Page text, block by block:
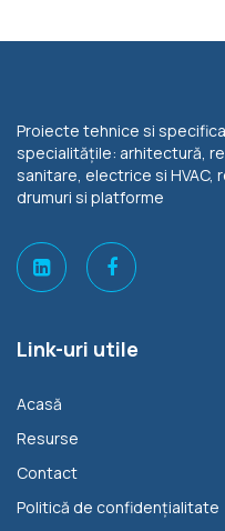
Proiecte tehnice si
specialitățile: arhitectură,
sanitare, electrice si HVAC,
drumuri si platforme
Link-uri utile
Acasă
Resurse
Contact
Politică de confidențialitate